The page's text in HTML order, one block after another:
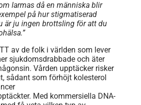
larmas då en människa blir
på hur stigmatiserad
är ju ingen brottsling för att du
av de folk i världen som lever
sjukdomsdrabbade och äter
Vården upptäcker risker
sådant som förhöjt kolesterol
Med kommersiella DNA-